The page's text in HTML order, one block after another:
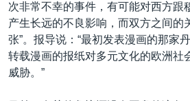
次非常不幸的事件，有可能对西方跟
产生长远的不良影响，而双方之间的
张”。报导说：“最初发表漫画的那家
转载漫画的报纸对多元文化的欧洲社
威胁。”